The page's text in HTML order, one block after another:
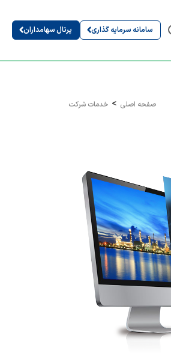
سامانه سرمایه گذاری پرتال سهامداران
صفحه اصلی خدمات شرکت